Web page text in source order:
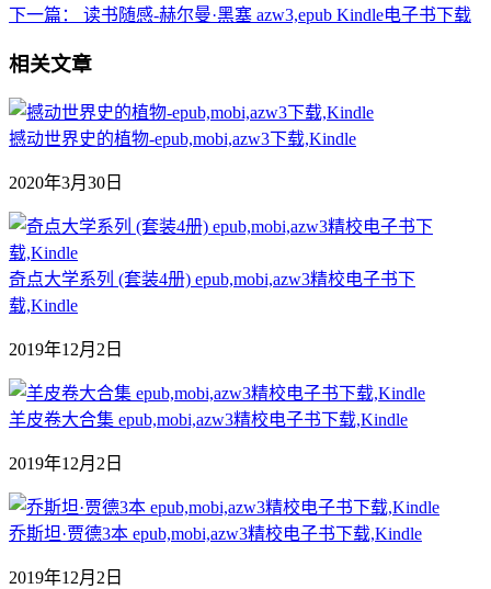
下一篇：
读书随感-赫尔曼·黑塞 azw3,epub Kindle电子书下载
相关文章
撼动世界史的植物-epub,mobi,azw3下载,Kindle
2020年3月30日
奇点大学系列 (套装4册) epub,mobi,azw3精校电子书下
载,Kindle
2019年12月2日
羊皮卷大合集 epub,mobi,azw3精校电子书下载,Kindle
2019年12月2日
乔斯坦·贾德3本 epub,mobi,azw3精校电子书下载,Kindle
2019年12月2日